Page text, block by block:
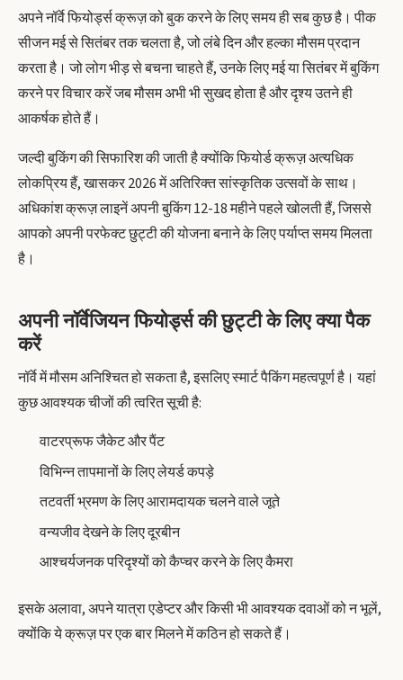
अपने नॉर्वे फियोर्ड्स क्रूज़ को बुक करने के लिए समय ही सब कुछ है। पीक
सीजन मई से सितंबर तक चलता है, जो लंबे दिन और हल्का मौसम प्रदान
करता है। जो लोग भीड़ से बचना चाहते हैं, उनके लिए मई या सितंबर में बुकिंग
करने पर विचार करें जब मौसम अभी भी सुखद होता है और दृश्य उतने ही
आकर्षक होते हैं।
जल्दी बुकिंग की सिफारिश की जाती है क्योंकि फियोर्ड क्रूज़ अत्यधिक
लोकप्रिय हैं, खासकर 2026 में अतिरिक्त सांस्कृतिक उत्सवों के साथ।
अधिकांश क्रूज़ लाइनें अपनी बुकिंग 12-18 महीने पहले खोलती हैं, जिससे
आपको अपनी परफेक्ट छुट्टी की योजना बनाने के लिए पर्याप्त समय मिलता
है।
अपनी नॉर्वेजियन फियोर्ड्स की छुट्टी के लिए क्या पैक
करें
नॉर्वे में मौसम अनिश्चित हो सकता है, इसलिए स्मार्ट पैकिंग महत्वपूर्ण है। यहां
कुछ आवश्यक चीजों की त्वरित सूची है:
वाटरप्रूफ जैकेट और पैंट
विभिन्न तापमानों के लिए लेयर्ड कपड़े
तटवर्ती भ्रमण के लिए आरामदायक चलने वाले जूते
वन्यजीव देखने के लिए दूरबीन
आश्चर्यजनक परिदृश्यों को कैप्चर करने के लिए कैमरा
इसके अलावा, अपने यात्रा एडेप्टर और किसी भी आवश्यक दवाओं को न भूलें,
क्योंकि ये क्रूज़ पर एक बार मिलने में कठिन हो सकते हैं।